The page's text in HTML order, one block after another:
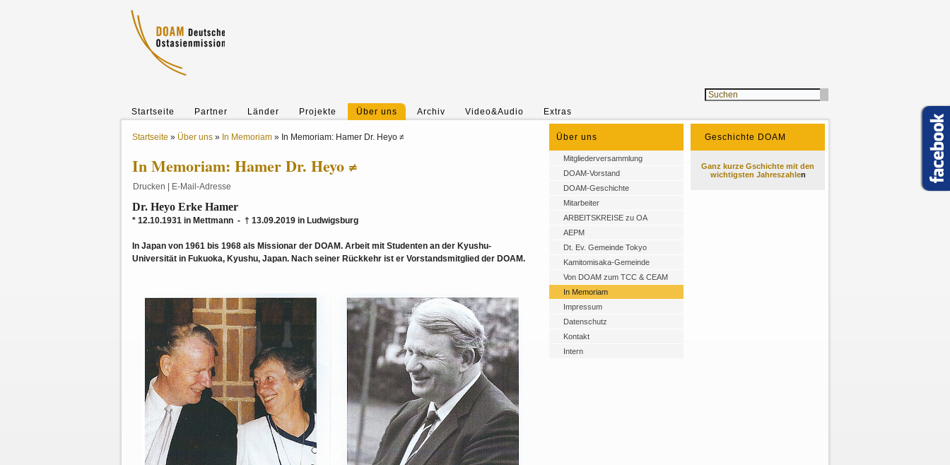
Startseite Partner Länder Projekte Über uns Archiv Video&Audio Extras
Startseite » Über uns » In Memoriam » In Memoriam: Hamer Dr. Heyo ≠
In Memoriam: Hamer Dr. Heyo ≠
Drucken E-Mail-Adresse
Dr. Heyo Erke Hamer
* 12.10.1931 in Mettmann - † 13.09.2019 in Ludwigsburg
In Japan von 1961 bis 1968 als Missionar der DOAM. Arbeit mit Studenten an der Kyushu-
Universität in Fukuoka, Kyushu, Japan. Nach seiner Rückkehr ist er Vorstandsmitglied der DOAM.
Über uns
Mitgliederversammlung
DOAM-Vorstand
DOAM-Geschichte
Mitarbeiter
ARBEITSKREISE zu OA
AEPM
Dt. Ev. Gemeinde Tokyo
Kamitomisaka-Gemeinde
Von DOAM zum TCC & CEAM
In Memoriam
Impressum
Datenschutz
Kontakt
Intern
Geschichte DOAM
Ganz kurze Gschichte mit den
wichtigsten Jahreszahlen